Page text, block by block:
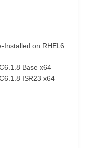
Installed on RHEL6
Base x64
ISR23 x64